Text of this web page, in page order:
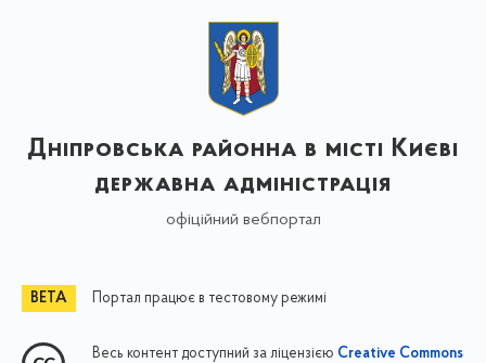
Дніпровська районна в місті Києві
державна адміністрація
офіційний вебпортал
Портал працює в тестовому режимі
Весь контент доступний за ліцензією Creative Commons